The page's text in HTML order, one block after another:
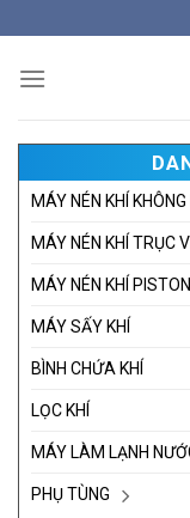
to
content
MÁY NÉN KHÍ KHÔNG
MÁY NÉN KHÍ TRỤC
MÁY NÉN KHÍ PISTON
MÁY SẤY KHÍ
BÌNH CHỨA KHÍ
LỌC KHÍ
MÁY LÀM LẠNH
PHỤ TÙNG